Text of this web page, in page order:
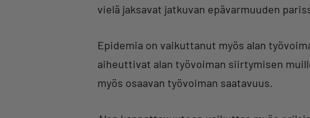
vielä jaksavat jatkuvan epävarmuuden
Epidemia on vaikuttanut myös alan
aiheuttivat alan työvoiman siirtymisen
myös osaavan työvoiman saatavuus.